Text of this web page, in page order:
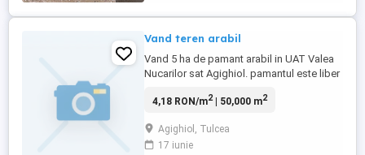
Vand teren arabil
Vand 5 ha de pamant arabil in UAT Valea
Nucarilor sat Agighiol. pamantul este liber
4,18 RON/m2| 50,000 m2
Agighiol, Tulcea
17 iunie